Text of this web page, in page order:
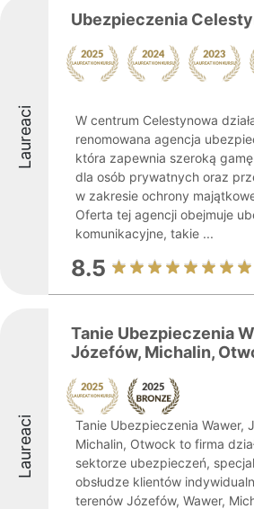
Laureaci
Ubezpieczenia
W centrum Celestynowa
renomowana agencja
która zapewnia szeroką
dla osób prywatnych oraz
w zakresie ochrony
Oferta tej agencji obejmuje
komunikacyjne, takie ...
8.5
Laureaci
Tanie Ubezpieczenia
Józefów, Michalin,
Tanie Ubezpieczenia Wawer,
Michalin, Otwock to firma
sektorze ubezpieczeń,
obsłudze klientów
terenów Józefów, Wawer,